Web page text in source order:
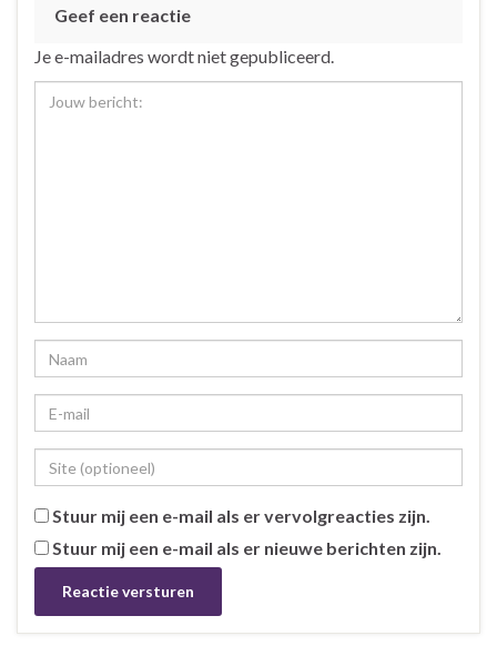
Geef een reactie
Je e-mailadres wordt niet gepubliceerd.
Stuur mij een e-mail als er vervolgreacties zijn.
Stuur mij een e-mail als er nieuwe berichten zijn.